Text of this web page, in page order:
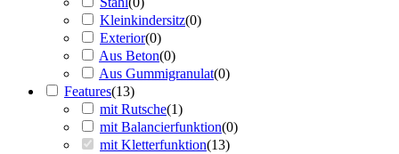
Kleinkindersitz(0)
Exterior(0)
Aus Beton(0)
Aus Gummigranulat(0)
Features(13)
mit Rutsche(1)
mit Balancierfunktion(0)
mit Kletterfunktion(13)